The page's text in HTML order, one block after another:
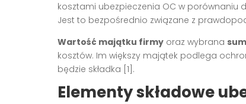
kosztami ubezpieczenia OC w porównaniu
Jest to bezpośrednio związane z
Wartość majątku firmy oraz wybrana
kosztów. Im większy majątek podlega
będzie składka [1].
Elementy składowe